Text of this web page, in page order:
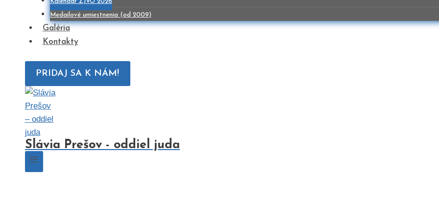
Medailové umiestnenia (od 2009)
Galéria
Kontakty
PRIDAJ SA K NÁM!
Slávia Prešov - oddiel juda